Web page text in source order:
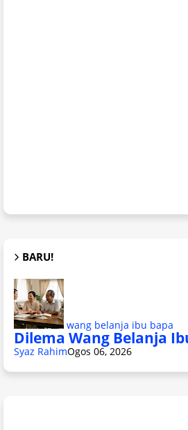
BARU!
wang belanja ibu bapa
Dilema Wang Belanja
Syaz RahimOgos 06, 2026